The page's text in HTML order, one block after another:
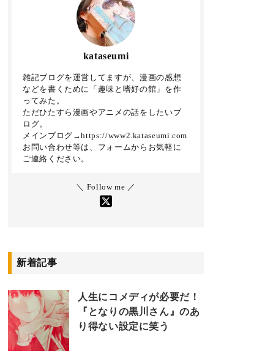
kataseumi
雑記ブログを運営してますが、漫画の感想
などを書くために「趣味と嗜好の館」を作
ってみた。
ただひたすら漫画やアニメの話をしたいブ
ログ。
メインブログ→https://www2.kataseumi.com
お問い合わせ等は、フォームからお気軽に
ご連絡ください。
＼ Follow me ／
新着記事
人生にコメディが必要だ！
『となりの黒川さん』のあ
り得ない設定に笑う